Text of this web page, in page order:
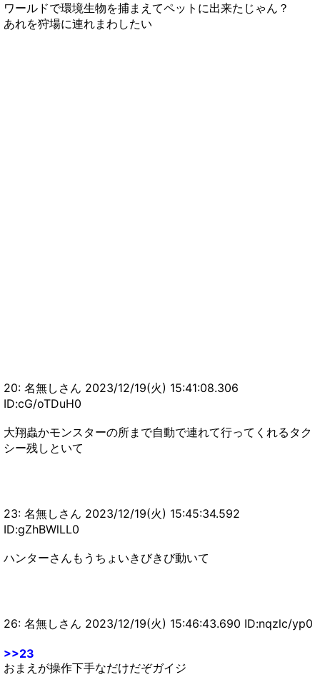
ワールドで環境生物を捕まえてペットに出来たじゃん？
あれを狩場に連れまわしたい
20: 名無しさん 2023/12/19(火) 15:41:08.306
ID:cG/oTDuH0
大翔蟲かモンスターの所まで自動で連れて行ってくれるタク
シー残しといて
23: 名無しさん 2023/12/19(火) 15:45:34.592
ID:gZhBWlLL0
ハンターさんもうちょいきびきび動いて
26: 名無しさん 2023/12/19(火) 15:46:43.690 ID:nqzlc/yp0
>>23
おまえが操作下手なだけだぞガイジ